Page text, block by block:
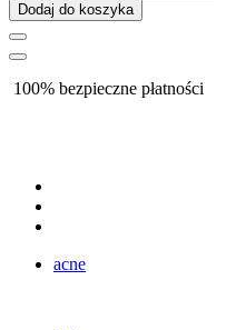
Dodaj do koszyka
100% bezpieczne płatności
acne